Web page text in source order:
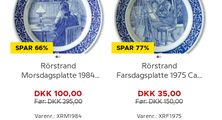
SPAR 66%
Rörstrand
Morsdagsplatte 1984
DKK 100,00
Før: DKK 295,00
Varenr.: XRM1984
SPAR 77%
Rörstrand
Farsdagsplatte 1975 Carl
DKK 35,00
Før: DKK 150,00
Varenr.: XRF1975